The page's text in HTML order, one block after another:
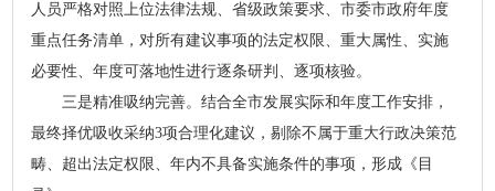
人员严格对照上位法律法规、省级政策要求、市委市政府年度
重点任务清单，对所有建议事项的法定权限、重大属性、实施
必要性、年度可落地性进行逐条研判、逐项核验。
三是精准吸纳完善。结合全市发展实际和年度工作安排，
最终择优吸收采纳3项合理化建议，剔除不属于重大行政决策范
畴、超出法定权限、年内不具备实施条件的事项，形成《目